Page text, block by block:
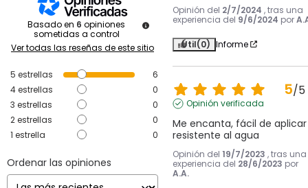
Basado en 6 opiniones
sometidas a control
Ver todas las reseñas de este sitio
5 estrellas
6
4estrellas
0
3 estrellas
0
2estrellas
0
1 estrella 0
Ordenar las opiniones
Opinión del 2/7/2024 , tras una
experiencia del 9/6/2024 por
Útil(0) Informe
5/5
Opinión verificada
Me encanta, fácil de
resistente al agua
Opinión del 19/7/2023 , tras una
experiencia del 28/6/2023 por
A.A.